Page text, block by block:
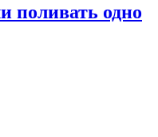
поливать одно